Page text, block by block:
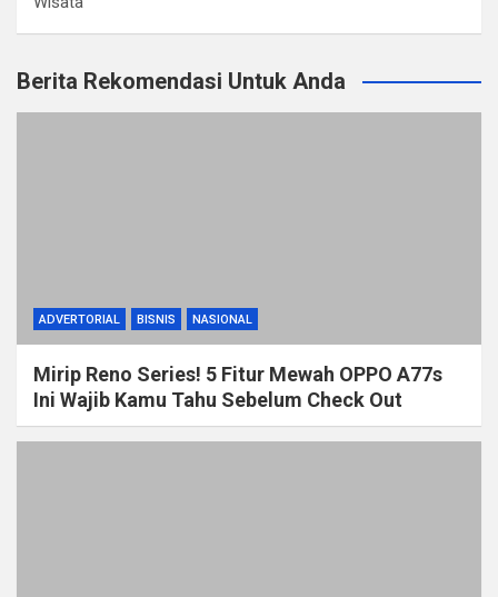
Berita Rekomendasi Untuk Anda
ADVERTORIAL BISNIS NASIONAL
Mirip Reno Series! 5 Fitur Mewah OPPO A77s
Ini Wajib Kamu Tahu Sebelum Check Out